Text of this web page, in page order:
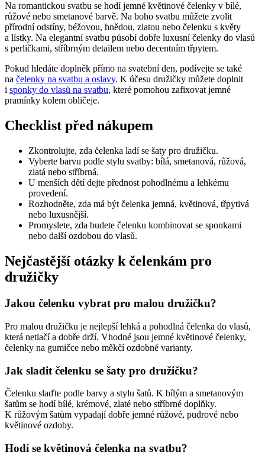
Na romantickou svatbu se hodí jemné květinové čelenky v bílé,
růžové nebo smetanové barvě. Na boho svatbu můžete zvolit
přírodní odstíny, béžovou, hnědou, zlatou nebo čelenku s květy
a lístky. Na elegantní svatbu působí dobře luxusní čelenky do vlasů
s perličkami, stříbrným detailem nebo decentním třpytem.
Pokud hledáte doplněk přímo na svatební den, podívejte se také
na čelenky na svatbu a oslavy. K účesu družičky můžete doplnit
i sponky do vlasů na svatbu, které pomohou zafixovat jemné
pramínky kolem obličeje.
Checklist před nákupem
Zkontrolujte, zda čelenka ladí se šaty pro družičku.
Vyberte barvu podle stylu svatby: bílá, smetanová, růžová,
zlatá nebo stříbrná.
U menších dětí dejte přednost pohodlnému a lehkému
provedení.
Rozhodněte, zda má být čelenka jemná, květinová, třpytivá
nebo luxusnější.
Promyslete, zda budete čelenku kombinovat se sponkami
nebo další ozdobou do vlasů.
Nejčastější otázky k čelenkám pro
družičky
Jakou čelenku vybrat pro malou družičku?
Pro malou družičku je nejlepší lehká a pohodlná čelenka do vlasů,
která netlačí a dobře drží. Vhodné jsou jemné květinové čelenky,
čelenky na gumičce nebo měkčí ozdobné varianty.
Jak sladit čelenku se šaty pro družičku?
Čelenku slaďte podle barvy a stylu šatů. K bílým a smetanovým
šatům se hodí bílé, krémové, zlaté nebo stříbrné doplňky.
K růžovým šatům vypadají dobře jemné růžové, pudrové nebo
květinové ozdoby.
Hodí se květinová čelenka na svatbu?